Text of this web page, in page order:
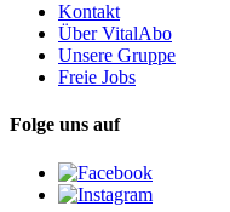
Kontakt
Über VitalAbo
Unsere Gruppe
Freie Jobs
Folge uns auf